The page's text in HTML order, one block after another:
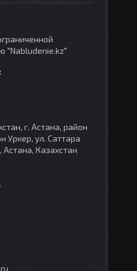
"Nabludenie.kz"
г. Астана, район
Уркер, ул. Саттара
Казахстан